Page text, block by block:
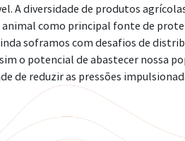
A diversidade de produtos
como principal fonte de
soframos com desafios de
o potencial de abastecer nossa
de reduzir as pressões